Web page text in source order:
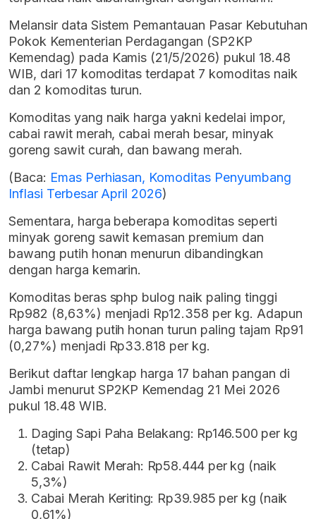
Melansir data Sistem Pemantauan Pasar Kebutuhan
Pokok Kementerian Perdagangan (SP2KP
Kemendag) pada Kamis (21/5/2026) pukul 18.48
WIB, dari 17 komoditas terdapat 7 komoditas naik
dan 2 komoditas turun.
Komoditas yang naik harga yakni kedelai impor,
cabai rawit merah, cabai merah besar, minyak
goreng sawit curah, dan bawang merah.
(Baca: Emas Perhiasan, Komoditas Penyumbang
Inflasi Terbesar April 2026)
Sementara, harga beberapa komoditas seperti
minyak goreng sawit kemasan premium dan
bawang putih honan menurun dibandingkan
dengan harga kemarin.
Komoditas beras sphp bulog naik paling tinggi
Rp982 (8,63%) menjadi Rp12.358 per kg. Adapun
harga bawang putih honan turun paling tajam Rp91
(0,27%) menjadi Rp33.818 per kg.
Berikut daftar lengkap harga 17 bahan pangan di
Jambi menurut SP2KP Kemendag 21 Mei 2026
pukul 18.48 WIB.
Daging Sapi Paha Belakang: Rp146.500 per kg
(tetap)
Cabai Rawit Merah: Rp58.444 per kg (naik
5,3%)
Cabai Merah Keriting: Rp39.985 per kg (naik
0,61%)